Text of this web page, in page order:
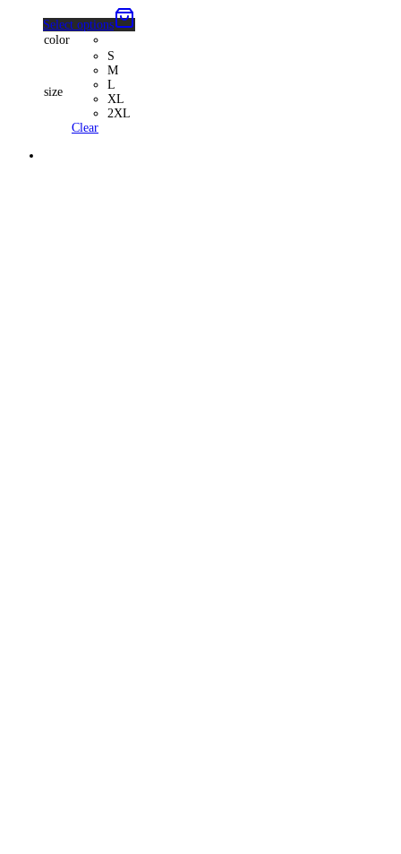
Select options
color
size
S
M
L
XL
2XL
Clear